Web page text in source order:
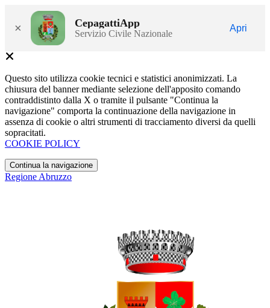
× CepagattiApp
Servizio Civile Nazionale
Apri
Questo sito utilizza cookie tecnici e statistici anonimizzati. La
chiusura del banner mediante selezione dell'apposito comando
contraddistinto dalla X o tramite il pulsante "Continua la
navigazione" comporta la continuazione della navigazione in
assenza di cookie o altri strumenti di tracciamento diversi da quelli
sopracitati.
COOKIE POLICY
Continua la navigazione
Regione Abruzzo